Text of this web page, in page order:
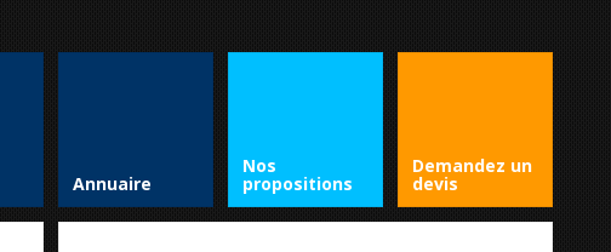
Annuaire
Nos
propositions
Demandez un
devis